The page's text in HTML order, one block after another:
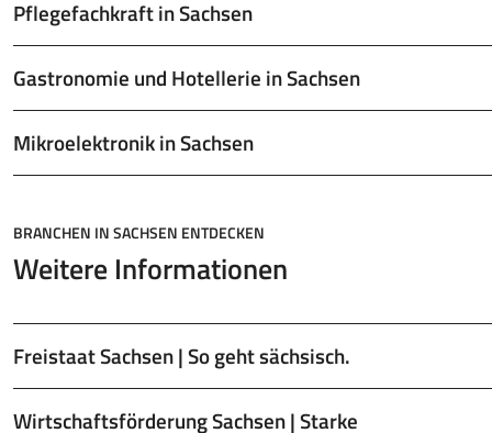
Pflegefachkraft in Sachsen
Gastronomie und Hotellerie in Sachsen
Mikroelektronik in Sachsen
BRANCHEN IN SACHSEN ENTDECKEN
Weitere Informationen
Freistaat Sachsen | So geht sächsisch.
Wirtschaftsförderung Sachsen | Starke